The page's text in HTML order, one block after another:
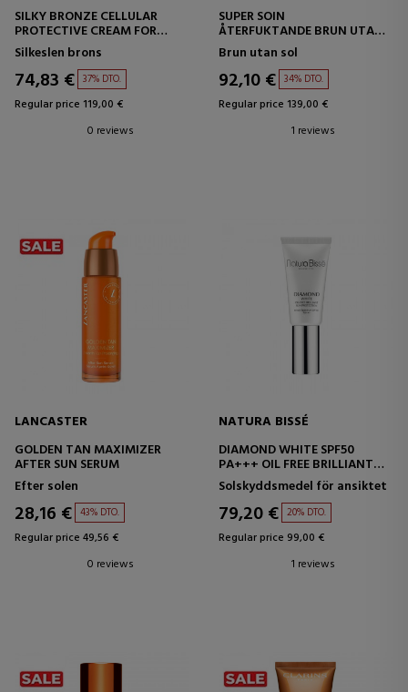
SILKY BRONZE CELLULAR
PROTECTIVE CREAM FOR
BODY SPF50+
SOLSKYDDSMEDEL FÖR
KROPPEN
Silkeslen brons
74,83 € 37% DTO.
Regular price 119,00 €
0 reviews
SUPER SOIN
ÅTERFUKTANDE BRUN UTAN
SOL
Brun utan sol
92,10 € 34% DTO.
Regular price 139,00 €
1 reviews
LANCASTER
GOLDEN TAN MAXIMIZER
AFTER SUN SERUM
Efter solen
28,16 € 43% DTO.
Regular price 49,56 €
0 reviews
NATURA BISSÉ
DIAMOND WHITE SPF50
PA+++ OIL FREE BRILLIANT
SUN
Solskyddsmedel för ansiktet
79,20 € 20% DTO.
Regular price 99,00 €
1 reviews